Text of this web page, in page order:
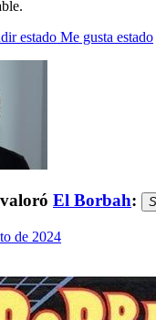
estado Me gusta estado
valoró El Borbah:
de 2024